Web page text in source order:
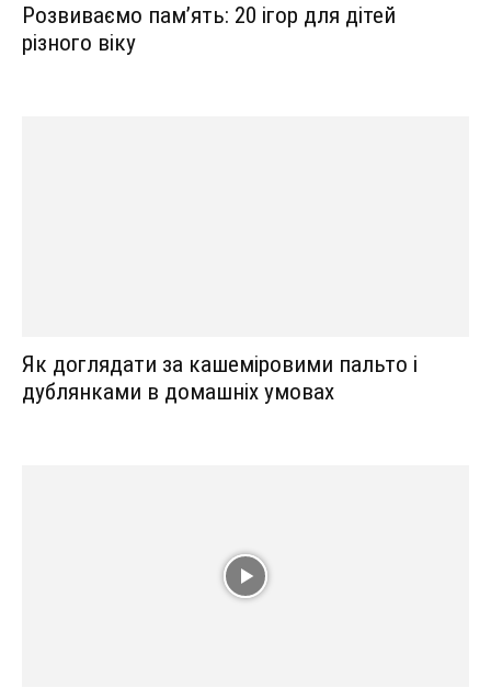
Розвиваємо пам’ять: 20 ігор для дітей
різного віку
Як доглядати за кашеміровими пальто і
дублянками в домашніх умовах